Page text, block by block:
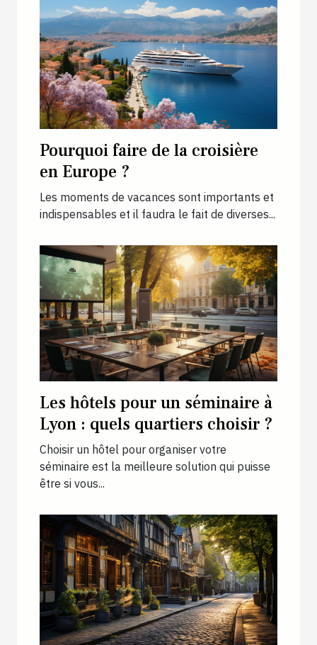
Pourquoi faire de la croisière
en Europe ?
Les moments de vacances sont importants et
indispensables et il faudra le fait de diverses...
Les hôtels pour un séminaire à
Lyon : quels quartiers choisir ?
Choisir un hôtel pour organiser votre
séminaire est la meilleure solution qui puisse
être si vous...